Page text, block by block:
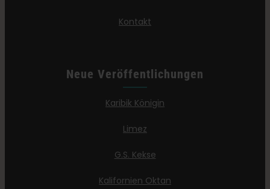
Kontakt
Neue Veröffentlichungen
Karibik Königin
Limez
G.S. Kekse
Kalifornien Oktan